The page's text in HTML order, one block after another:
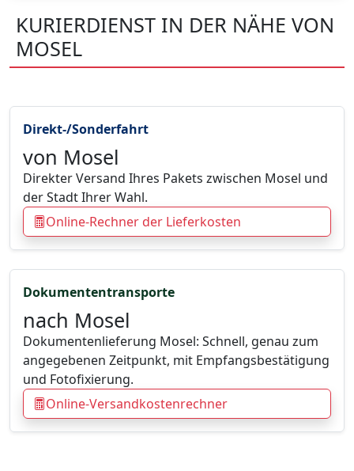
KURIERDIENST IN DER NÄHE VON
MOSEL
Direkt-/Sonderfahrt
von Mosel
Direkter Versand Ihres Pakets zwischen Mosel und
der Stadt Ihrer Wahl.
Online-Rechner der Lieferkosten
Dokumententransporte
nach Mosel
Dokumentenlieferung Mosel: Schnell, genau zum
angegebenen Zeitpunkt, mit Empfangsbestätigung
und Fotofixierung.
Online-Versandkostenrechner